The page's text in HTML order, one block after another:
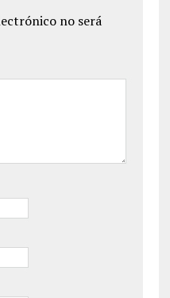
no será